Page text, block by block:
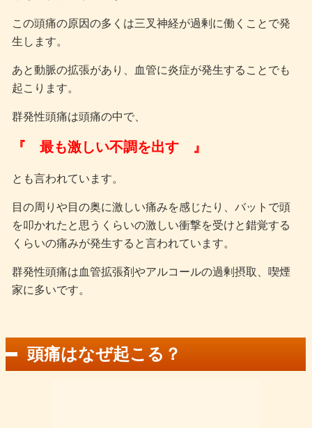
この頭痛の原因の多くは三叉神経が過剰に働くことで発
生します。
あと動脈の拡張があり、血管に炎症が発生することでも
起こります。
群発性頭痛は頭痛の中で、
『 最も激しい不調を出す 』
とも言われています。
目の周りや目の奥に激しい痛みを感じたり、バットで頭
を叩かれたと思うくらいの激しい衝撃を受けと錯覚する
くらいの痛みが発生すると言われています。
群発性頭痛は血管拡張剤やアルコールの過剰摂取、喫煙
家に多いです。
頭痛はなぜ起こる？